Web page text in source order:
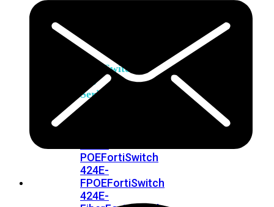
FortiSwitch
400
Series
POEFortiSwitch
424E-
FPOEFortiSwitch
424E-